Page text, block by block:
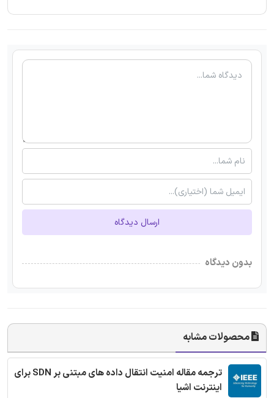
ارسال دیدگاه
بدون دیدگاه
محصولات مشابه
ترجمه مقاله امنیت انتقال داده های مبتنی بر SDN برای
اینترنت اشیا